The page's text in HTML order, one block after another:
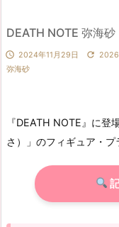
DEATH NOTE 弥海砂
 2024年11月29日 
弥海砂
『DEATH NOTE』に登
さ）」のフィギュア・プ